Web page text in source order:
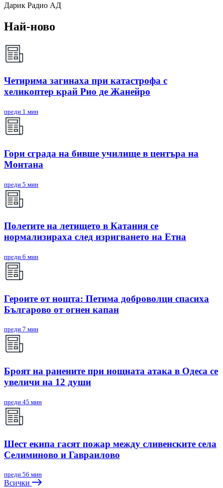
Дарик Радио АД
Най-ново
Четирима загинаха при катастрофа с
хеликоптер край Рио де Жанейро
преди 1 мин
Гори сграда на бивше училище в центъра на
Монтана
преди 5 мин
Полетите на летището в Катания се
нормализираха след изригването на Етна
преди 6 мин
Героите от нощта: Петима доброволци спасиха
Българово от огнен капан
преди 7 мин
Броят на ранените при нощната атака в Одеса се
увеличи на 12 души
преди 45 мин
Шест екипа гасят пожар между сливенските села
Селиминово и Гавраилово
преди 56 мин
Всички